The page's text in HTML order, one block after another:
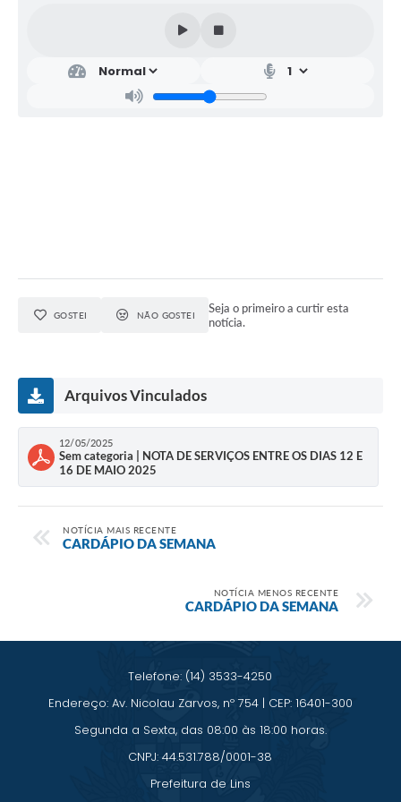
Relação dos Itinerários do Transporte Público
Consulta Pública sobre o Plano Municipal de
Saneamento Básico de Lins
Educação
Infraestrutura
Saúde
A Prefeitura
Plano de Contingência 2024-2025 Lins/SP
Tributos
GOSTEI NÃO GOSTEI
Seja o primeiro a curtir esta
notícia.
Arquivos Vinculados
12/05/2025
Sem categoria | NOTA DE SERVIÇOS ENTRE OS DIAS 12 E
16 DE MAIO 2025
NOTÍCIA MAIS RECENTE
CARDÁPIO DA SEMANA
NOTÍCIA MENOS RECENTE
CARDÁPIO DA SEMANA
Telefone: (14) 3533-4250
Endereço: Av. Nicolau Zarvos, nº 754 | CEP: 16401-300
Segunda a Sexta, das 08:00 às 18:00 horas.
CNPJ: 44.531.788/0001-38
Prefeitura de Lins